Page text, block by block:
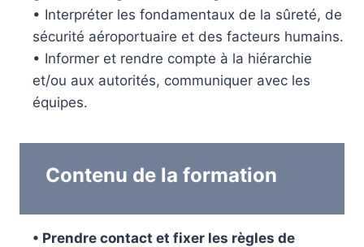
• Interpréter les fondamentaux de la sûreté, de
sécurité aéroportuaire et des facteurs humains.
• Informer et rendre compte à la hiérarchie
et/ou aux autorités, communiquer avec les
équipes.
Contenu de la formation
• Prendre contact et fixer les règles de